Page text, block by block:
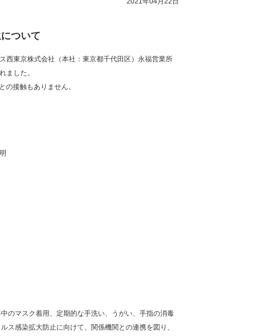
ついて
西東京株式会社（本社：東京都千代田区）永福営業所
ました。
接触もありません。
のマスク着用、定期的な手洗い、うがい、手指の消毒
感染拡大防止に向けて、関係機関との連携を図り、